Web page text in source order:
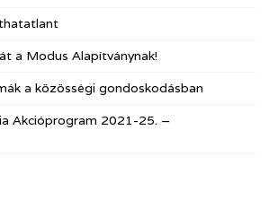
a Modus Alapítványnak!
a közösségi gondoskodásban
Akcióprogram 2021-25. –